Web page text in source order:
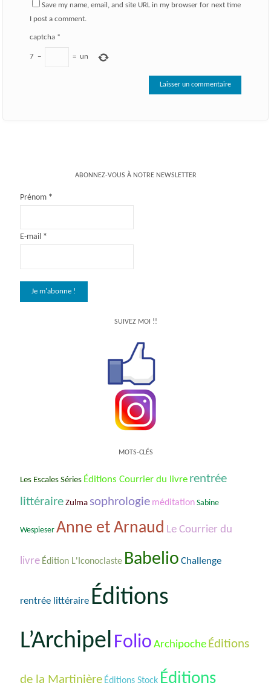
Save my name, email, and site URL in my browser for next time
I post a comment.
captcha*
7 − = un
ABONNEZ-VOUS À NOTRE NEWSLETTER
Prénom *
E-mail *
SUIVEZ MOI !!
MOTS-CLÉS
Les Escales Séries Éditions Courrier du livre rentrée
littéraire Zulma sophrologie méditation Sabine
Wespieser Anne et Arnaud Le Courrier du
livre Édition L'Iconoclaste Babelio Challenge
rentrée littéraire Éditions
L’Archipel Folio Archipoche Éditions
de la Martinière Éditions Stock Éditions